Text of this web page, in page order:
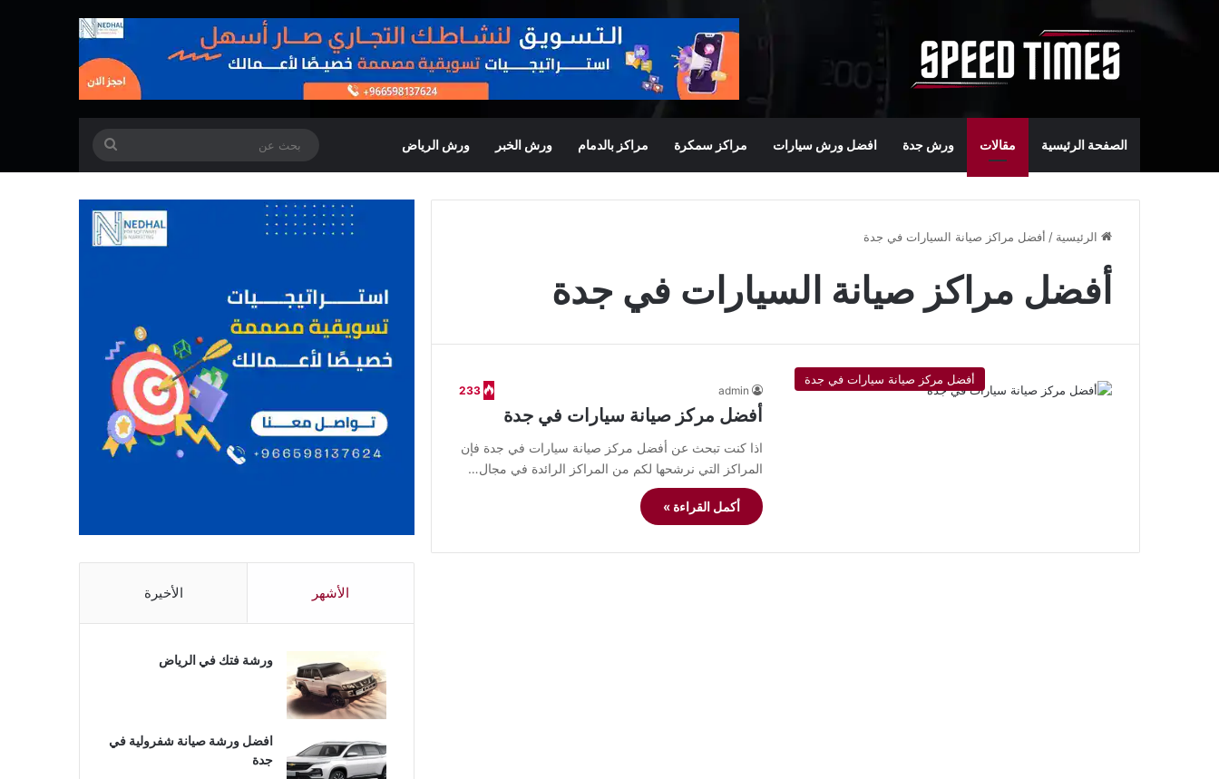
الصفحة الرئيسية مقالات ورش جدة افضل ورش سيارات مراكز سمكرة مراكز بالدمام ورش الخبر ورش الرياض
عن
الرئيسية / أفضل مراكز صيانة السيارات في جدة
أفضل مراكز صيانة السيارات في جدة
أفضل مركز صيانة سيارات في جدة
admin
233
أفضل مركز صيانة سيارات في جدة
اذا كنت تبحث عن أفضل مركز صيانة سيارات في جدة فإن
المراكز التي نرشحها لكم من المراكز الرائدة في مجال…
أكمل القراءة »
الأشهر الأخيرة
ورشة فتك في الرياض
افضل ورشة صيانة شفرولية في
جدة